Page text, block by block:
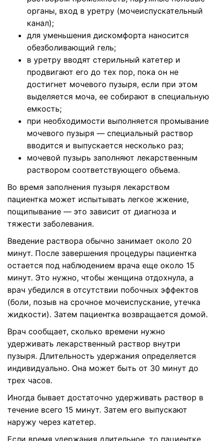
органы, вход в уретру (мочеиспускательный
канал);
для уменьшения дискомфорта наносится
обезболивающий гель;
в уретру вводят стерильный катетер и
продвигают его до тех пор, пока он не
достигнет мочевого пузыря, если при этом
выделяется моча, ее собирают в специальную
емкость;
при необходимости выполняется промывание
мочевого пузыря — специальный раствор
вводится и выпускается несколько раз;
мочевой пузырь заполняют лекарственным
раствором соответствующего объема.
Во время заполнения пузыря лекарством
пациентка может испытывать легкое жжение,
пощипывание — это зависит от диагноза и
тяжести заболевания.
Введение раствора обычно занимает около 20
минут. После завершения процедуры пациентка
остается под наблюдением врача еще около 15
минут. Это нужно, чтобы женщина отдохнула, а
врач убедился в отсутствии побочных эффектов
(боли, позыв на срочное мочеиспускание, утечка
жидкости). Затем пациентка возвращается домой.
Врач сообщает, сколько времени нужно
удерживать лекарственный раствор внутри
пузыря. Длительность удержания определяется
индивидуально. Она может быть от 30 минут до
трех часов.
Иногда бывает достаточно удерживать раствор в
течение всего 15 минут. Затем его выпускают
наружу через катетер.
Если время удержания длительное, то пациентке